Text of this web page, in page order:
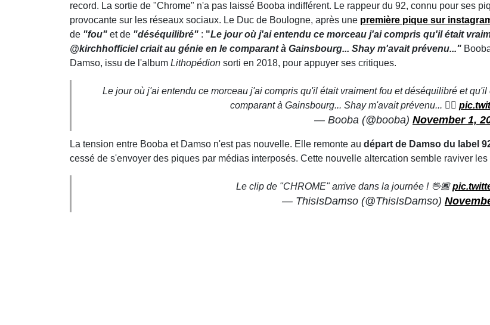
record. La sortie de "Chrome" n'a pas laissé Booba indifférent. Le rappeur du 92, connu pour ses
provocante sur les réseaux sociaux. Le Duc de Boulogne, après une première pique sur
de "fou" et de "déséquilibré" : "Le jour où j'ai entendu ce morceau j'ai compris qu'il était
@kirchhofficiel criait au génie en le comparant à Gainsbourg... Shay m'avait prévenu..."
Damso, issu de l'album Lithopédion sorti en 2018, pour appuyer ses critiques.
Le jour où j'ai entendu ce morceau j'ai compris qu'il était vraiment fou et déséquilibré et qu'il
comparant à Gainsbourg... Shay m'avait prévenu... 🏴‍☠️
— Booba (@booba) November 1,
La tension entre Booba et Damso n'est pas nouvelle. Elle remonte au départ de Damso du label
cessé de s'envoyer des piques par médias interposés. Cette nouvelle altercation semble raviver
Le clip de "CHROME" arrive dans la journée ! 🖖🏾
— ThisIsDamso (@ThisIsDamso)